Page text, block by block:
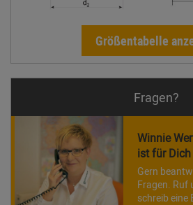
Größentabelle
Fragen?
Winnie
ist für
Gern
Fragen. Ruf
schreib eine